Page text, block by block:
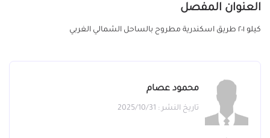
العنوان المفصل
كيلو ٢٠١ طريق اسكندرية مطروح بالساحل الشمالي الغربي
محمود عصام
تاريخ النشر : 2025/10/31